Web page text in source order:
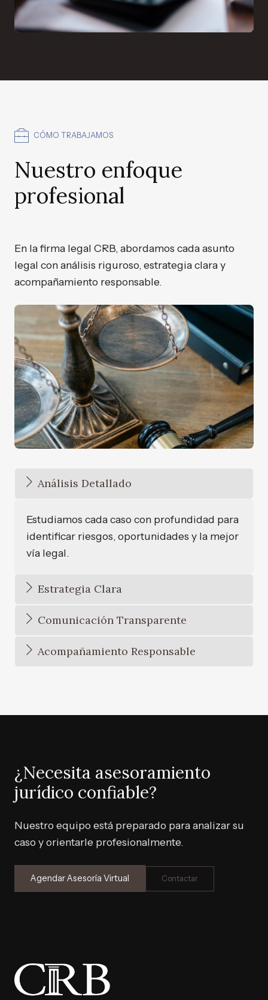
CÓMO TRABAJAMOS
Nuestro enfoque
profesional
En la firma legal CRB, abordamos cada asunto
legal con análisis riguroso, estrategia clara y
acompañamiento responsable.
Análisis Detallado
Estudiamos cada caso con profundidad para
identificar riesgos, oportunidades y la mejor
vía legal.
Estrategia Clara
Comunicación Transparente
Acompañamiento Responsable
¿Necesita asesoramiento
jurídico confiable?
Nuestro equipo está preparado para analizar su
caso y orientarle profesionalmente.
Agendar Asesoría Virtual Contactar